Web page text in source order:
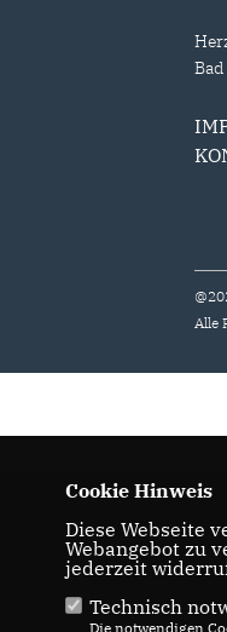
Alle
Cookie Hinweis
Diese Webseite
Webangebot zu
jederzeit
Technisch
Die notwendigen